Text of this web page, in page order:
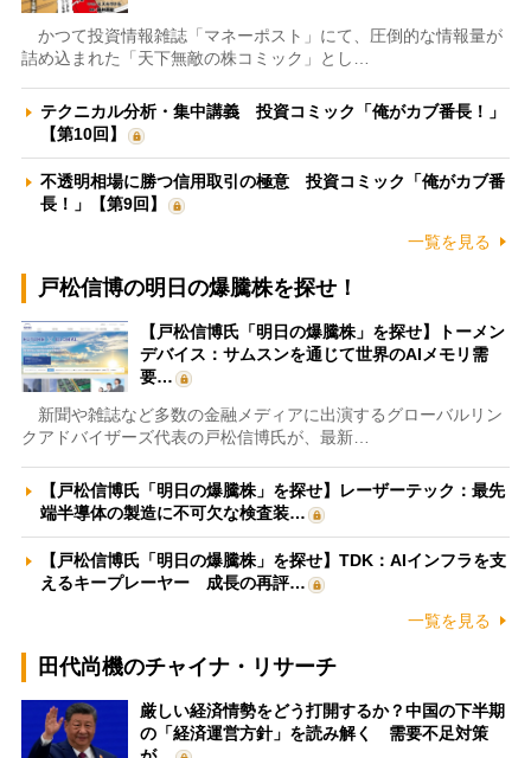
かつて投資情報雑誌「マネーポスト」にて、圧倒的な情報量が
詰め込まれた「天下無敵の株コミック」とし…
テクニカル分析・集中講義 投資コミック「俺がカブ番長！」
【第10回】
不透明相場に勝つ信用取引の極意 投資コミック「俺がカブ番
長！」【第9回】
一覧を見る
戸松信博の明日の爆騰株を探せ！
【戸松信博氏「明日の爆騰株」を探せ】トーメン
デバイス：サムスンを通じて世界のAIメモリ需
要…
新聞や雑誌など多数の金融メディアに出演するグローバルリン
クアドバイザーズ代表の戸松信博氏が、最新…
【戸松信博氏「明日の爆騰株」を探せ】レーザーテック：最先
端半導体の製造に不可欠な検査装…
【戸松信博氏「明日の爆騰株」を探せ】TDK：AIインフラを支
えるキープレーヤー 成長の再評…
一覧を見る
田代尚機のチャイナ・リサーチ
厳しい経済情勢をどう打開するか？中国の下半期
の「経済運営方針」を読み解く 需要不足対策